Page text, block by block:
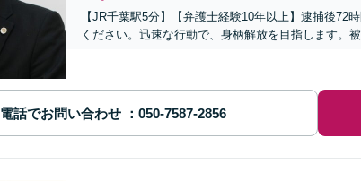
【JR千葉駅5分】【弁護士経験10年以上】逮捕後72
ください。迅速な行動で、身柄解放を目指します。
電話でお問い合わせ